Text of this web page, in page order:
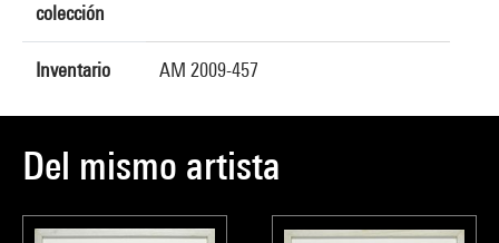
colección
Inventario AM 2009-457
Del mismo artista